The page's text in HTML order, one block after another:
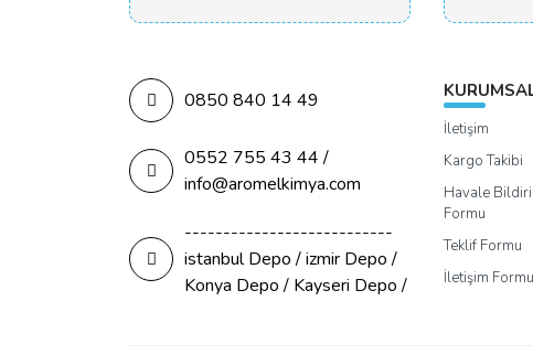
0850 840 14 49
0552 755 43 44 /
info@aromelkimya.com
---------------------------
istanbul Depo / izmir Depo /
Konya Depo / Kayseri Depo /
İletişim
Kargo Takibi
Havale
Formu
Teklif Formu
İletişim Formu